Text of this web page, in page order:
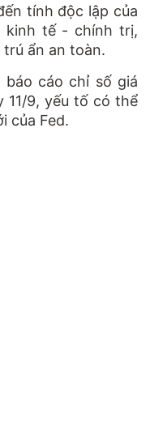
tính độc lập của
kinh tế - chính trị,
ẩn an toàn.
cáo chỉ số giá
11/9, yếu tố có thể
của Fed.